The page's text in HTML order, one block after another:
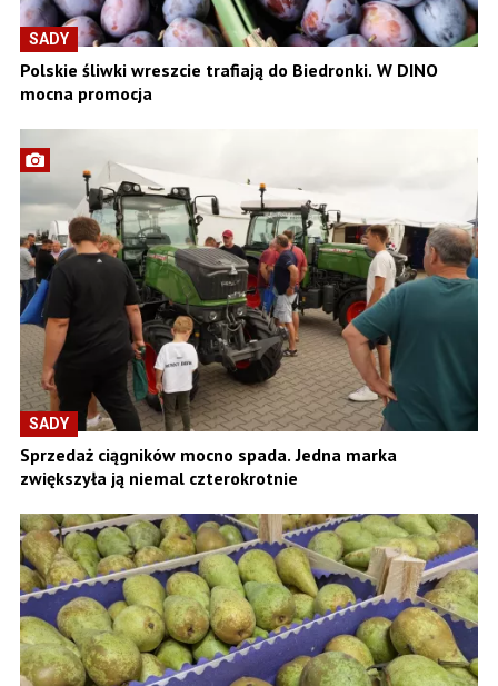
SADY
Polskie śliwki wreszcie trafiają do Biedronki. W DINO
mocna promocja
SADY
Sprzedaż ciągników mocno spada. Jedna marka
zwiększyła ją niemal czterokrotnie